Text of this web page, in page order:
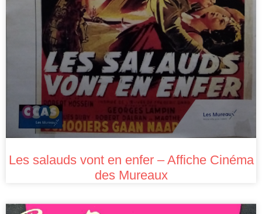
Les salauds vont en enfer – Affiche Cinéma
des Mureaux